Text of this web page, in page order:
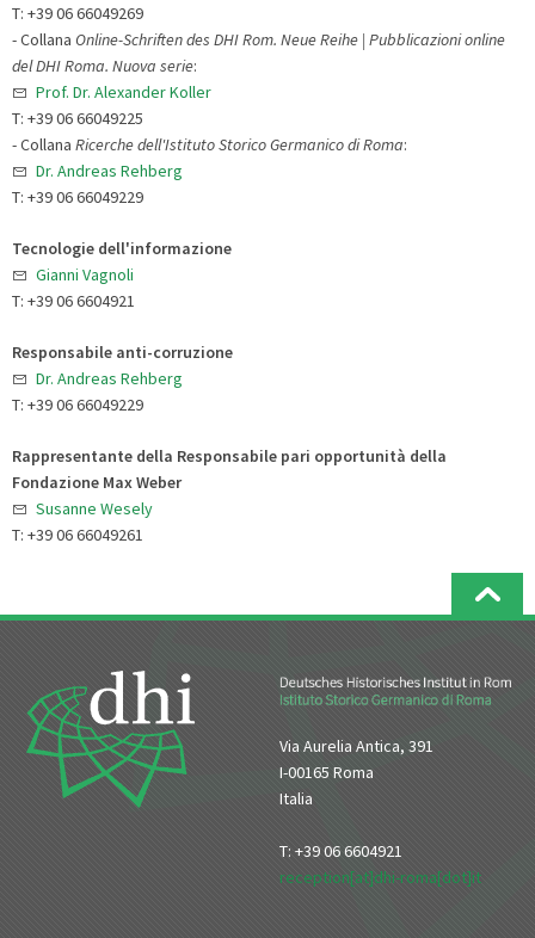
T: +39 06 66049269
- Collana Online-Schriften des DHI Rom. Neue Reihe | Pubblicazioni online
del DHI Roma. Nuova serie:
Prof. Dr. Alexander Koller
T: +39 06 66049225
- Collana Ricerche dell'Istituto Storico Germanico di Roma:
Dr. Andreas Rehberg
T: +39 06 66049229
Tecnologie dell'informazione
Gianni Vagnoli
T: +39 06 6604921
Responsabile anti-corruzione
Dr. Andreas Rehberg
T: +39 06 66049229
Rappresentante della Responsabile pari opportunità della
Fondazione Max Weber
Susanne Wesely
T: +39 06 66049261
Via Aurelia Antica, 391
I-00165 Roma
Italia
T: +39 06 6604921
reception[at]dhi-roma[dot]it